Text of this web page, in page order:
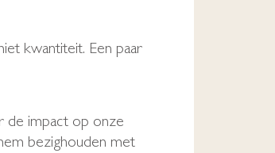
kwantiteit. Een paar
de impact op onze
bezighouden met